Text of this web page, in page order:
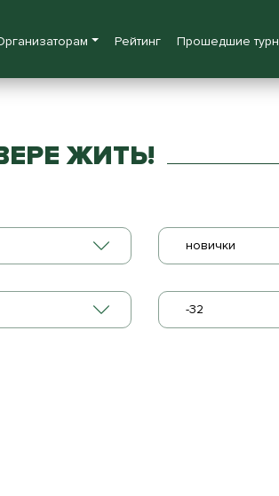
Рейтинг Прошедшие
ЖИТЬ!
новички
-32